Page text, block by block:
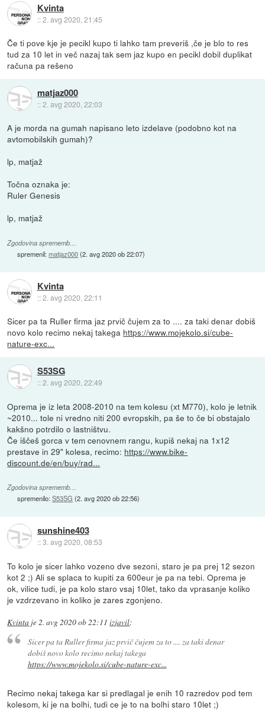
Kvinta
::2. avg 2020, 21:45
Če ti pove kje je pecikl kupo ti lahko tam preveriš ,če je blo to res
tud za 10 let in več nazaj tak sem jaz kupo en pecikl dobil duplikat
računa pa rešeno
matjaz000
::2. avg 2020, 22:03
A je morda na gumah napisano leto izdelave (podobno kot na
avtomobilskih gumah)?
lp, matjaž
Točna oznaka je:
Ruler Genesis
lp, matjaž
Zgodovina sprememb…
spremenil:matjaz000(2. avg 2020 ob 22:07)
Kvinta
::2. avg 2020, 22:11
Sicer pa ta Ruller firma jaz prvič čujem za to .... za taki denar dobiš
novo kolo recimo nekaj takega https://www.mojekolo.si/cube-
nature-exc...
S53SG
::2. avg 2020, 22:49
Oprema je iz leta 2008-2010 na tem kolesu (xt M770), kolo je letnik
~2010... tole ni vredno niti 200 evropskih, pa še to če bi obstajalo
kakšno potrdilo o lastništvu.
Če iščeš gorca v tem cenovnem rangu, kupiš nekaj na 1x12
prestave in 29" kolesa, recimo: https://www.bike-
discount.de/en/buy/rad...
Zgodovina sprememb…
spremenilo:S53SG (2. avg 2020 ob 22:56)
sunshine403
::3. avg 2020, 08:53
To kolo je sicer lahko vozeno dve sezoni, staro je pa prej 12 sezon
kot 2 ;) Ali se splaca to kupiti za 600eur je pa na tebi. Oprema je
ok, vilice tudi, je pa kolo staro vsaj 10let, tako da vprasanje koliko
je vzdrzevano in koliko je zares zgonjeno.
Kvinta je 2. avg 2020 ob 22:11 izjavil:
Sicer pa ta Ruller firma jaz prvič čujem za to .... za taki denar
dobiš novo kolo recimo nekaj takega
https://www.mojekolo.si/cube-nature-exc...
Recimo nekaj takega kar si predlagal je enih 10 razredov pod tem
kolesom, ki je na bolhi, tudi ce je to na bolhi staro 10let ;)